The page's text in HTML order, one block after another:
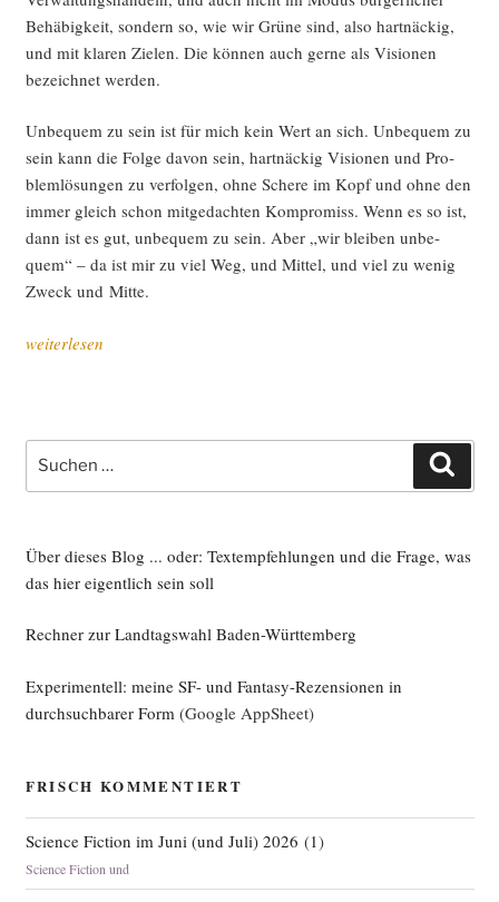
Behä­big­keit, son­dern so, wie wir Grü­ne sind, also hart­nä­ckig,
und mit kla­ren Zie­len. Die kön­nen auch ger­ne als Visio­nen
bezeich­net werden.
Unbe­quem zu sein ist für mich kein Wert an sich. Unbe­quem zu
sein kann die Fol­ge davon sein, hart­nä­ckig Visio­nen und Pro­
blem­lö­sun­gen zu ver­fol­gen, ohne Sche­re im Kopf und ohne den
immer gleich schon mit­ge­dach­ten Kom­pro­miss. Wenn es so ist,
dann ist es gut, unbe­quem zu sein. Aber „wir blei­ben unbe­
quem“ – da ist mir zu viel Weg, und Mit­tel, und viel zu wenig
Zweck und Mitte.
„Wir
men.
Hart­
Visio­
när.
ant­
lich.“
weiterlesen
Suche
nach:
Über dieses Blog ... oder: Textempfehlungen und die Frage, was
das hier eigentlich sein soll
Rechner zur Landtagswahl Baden-Württemberg
Experimentell: meine SF- und Fantasy-Rezensionen in
durchsuchbarer Form (Google AppSheet)
FRISCH KOMMENTIERT
Science Fiction im Juni (und Juli) 2026 (1)
Science Fiction und